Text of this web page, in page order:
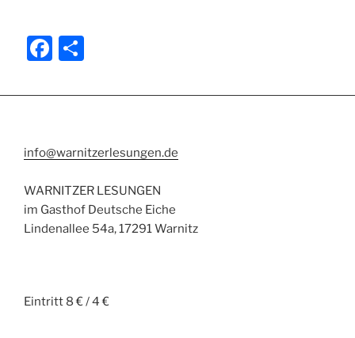
F
c
b
o
k
le
info@warnitzerlesungen.de
WARNITZER LESUNGEN
im Gasthof Deutsche Eiche
Lindenallee 54a, 17291 Warnitz
Eintritt 8 € / 4 €